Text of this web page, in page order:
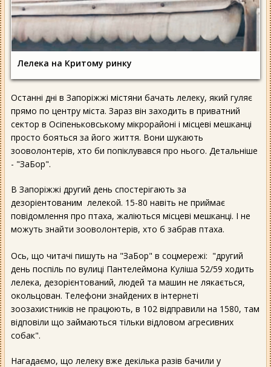
Лелека на Критому ринку
Останні дні в Запоріжжі містяни бачать лелеку, який гуляє
прямо по центру міста. Зараз він заходить в приватний
сектор в Осіпеньковському мікрорайоні і місцеві мешканці
просто бояться за його життя. Вони шукають
зооволонтерів, хто би попіклувався про нього. Детальніше
- "ЗаБор".
В Запоріжжі другий день спостерігають за
дезоріентованим лелекой. 15-80 навіть не приймає
повідомлення про птаха, жаліються місцеві мешканці. І не
можуть знайти зооволонтерів, хто б забрав птаха.
Ось, що читачі пишуть на "ЗаБор" в соцмережі: "другий
день поспіль по вулиці Пантелеймона Куліша 52/59 ходить
лелека, дезорієнтований, людей та машин не лякається,
окольцован. Телефони знайдених в інтернеті
зоозахистників не працюють, в 102 відправили на 1580, там
відповіли що займаються тільки відловом агресивних
собак".
Нагадаємо, що лелеку вже декілька разів бачили у